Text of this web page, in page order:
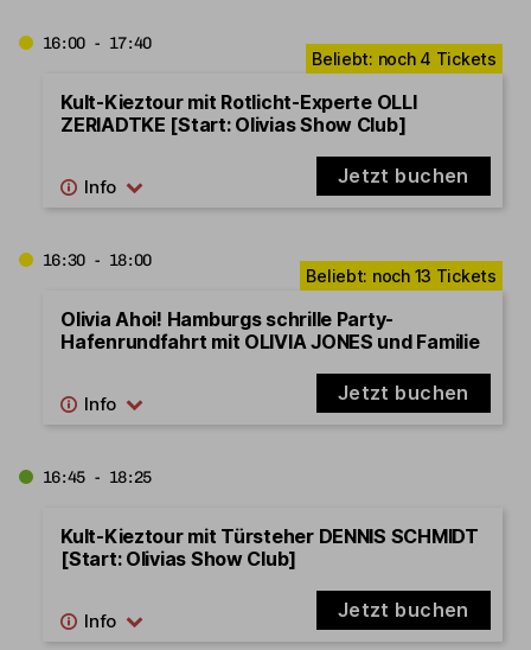
16:00 - 17:40
Kult-Kieztour mit Rotlicht-Experte OLLI
ZERIADTKE [Start: Olivias Show Club]
Jetzt buchen
16:30 - 18:00
Olivia Ahoi! Hamburgs schrille Party-
Hafenrundfahrt mit OLIVIA JONES und Familie
Jetzt buchen
16:45 - 18:25
Kult-Kieztour mit Türsteher DENNIS SCHMIDT
[Start: Olivias Show Club]
Jetzt buchen